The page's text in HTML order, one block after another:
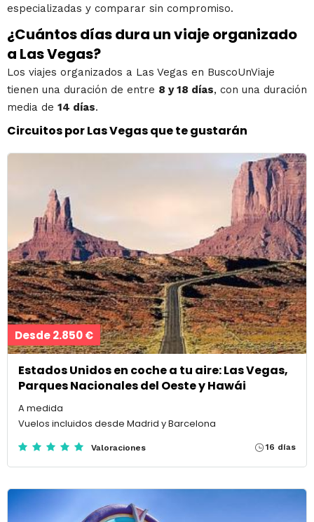
especializadas y comparar sin compromiso.
¿Cuántos días dura un viaje organizado
a Las Vegas?
Los viajes organizados a Las Vegas en BuscoUnViaje
tienen una duración de entre 8 y 18 días, con una duración
media de 14 días.
Circuitos por Las Vegas que te gustarán
Desde 2.850 €
Estados Unidos en coche a tu aire: Las Vegas,
Parques Nacionales del Oeste y Hawái
A medida
Vuelos incluidos desde Madrid y Barcelona
Valoraciones 16 días